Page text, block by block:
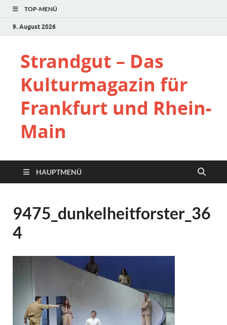
TOP-MENÜ
9. August 2026
Strandgut – Das
Kulturmagazin für
Frankfurt und Rhein-
Main
HAUPTMENÜ
9475_dunkelheitforster_36
4